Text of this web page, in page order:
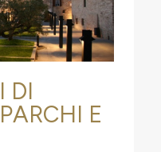
DI
E